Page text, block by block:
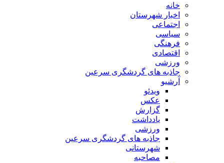
خانه
اخبار شهرستان
اجتماعی
سیاسی
فرهنگی
اقتصادی
ورزشی
جاذبه های گردشگری سرعین
آرشیو
ویدئو
عکس
گزارش
یادداشت
ورزشی
جاذبه های گردشگری سرعین
شهرستانی
مصاحبه